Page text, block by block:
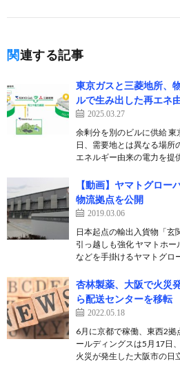
関連する記事
東京ガスと三菱地所、
ルで生み出した再エネ
2025.03.27
余剰分を別のビルに供給
日、需要地とは異なる場所
エネルギー由来の電力を提
【動画】ヤマトグロー
物流拠点を公開
2019.03.06
日本起点の輸出入貨物「玄
引っ越しも強化 ヤマトホ
などを手掛けるヤマトグロ
杏林製薬、大阪で火災
ら配送センターを移転
2022.05.18
6月に京都で稼働、東西2
ールディングスは5月17日
火災が発生した大阪市の日